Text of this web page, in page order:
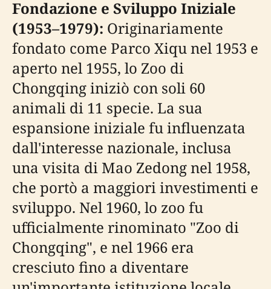
Fondazione e Sviluppo Iniziale
(1953–1979): Originariamente
fondato come Parco Xiqu nel 1953 e
aperto nel 1955, lo Zoo di
Chongqing iniziò con soli 60
animali di 11 specie. La sua
espansione iniziale fu influenzata
dall'interesse nazionale, inclusa
una visita di Mao Zedong nel 1958,
che portò a maggiori investimenti e
sviluppo. Nel 1960, lo zoo fu
ufficialmente rinominato "Zoo di
Chongqing", e nel 1966 era
cresciuto fino a diventare